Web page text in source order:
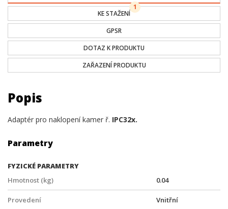
KE STAŽENÍ
1
GPSR
DOTAZ K PRODUKTU
ZAŘAZENÍ PRODUKTU
Popis
Adaptér pro naklopení kamer ř. IPC32x.
Parametry
FYZICKÉ PARAMETRY
Hmotnost (kg)
0.04
Provedení Vnitřní